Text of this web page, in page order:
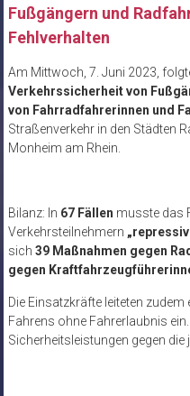
Fußgängern und
Fehlverhalten
Am Mittwoch, 7. Juni 2023,
Verkehrssicherheit von
von Fahrradfahrerinnen und
Straßenverkehr in den Städten
Monheim am Rhein.
Bilanz: In 67 Fällen musste das
Verkehrsteilnehmern
sich 39 Maßnahmen gegen
gegen
Die Einsatzkräfte leiteten
Fahrens ohne Fahrerlaubnis
Sicherheitsleistungen gegen die